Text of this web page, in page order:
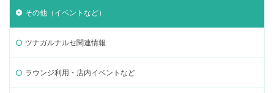
その他（イベントなど）
ツナガルナルセ関連情報
ラウンジ利用・店内イベントなど